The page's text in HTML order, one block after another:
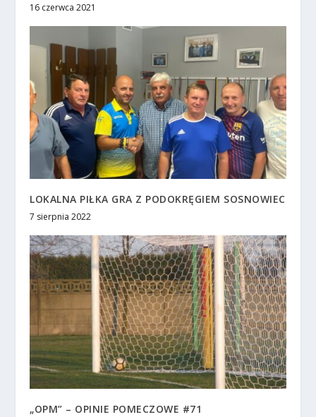
16 czerwca 2021
LOKALNA PIŁKA GRA Z PODOKRĘGIEM SOSNOWIEC
7 sierpnia 2022
„OPM” – OPINIE POMECZOWE #71